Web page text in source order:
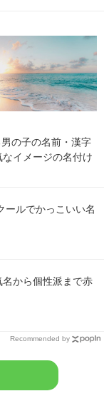
の子の名前・漢字
イメージの名付け
ールでかっこいい名
から個性派まで赤
Recommended by